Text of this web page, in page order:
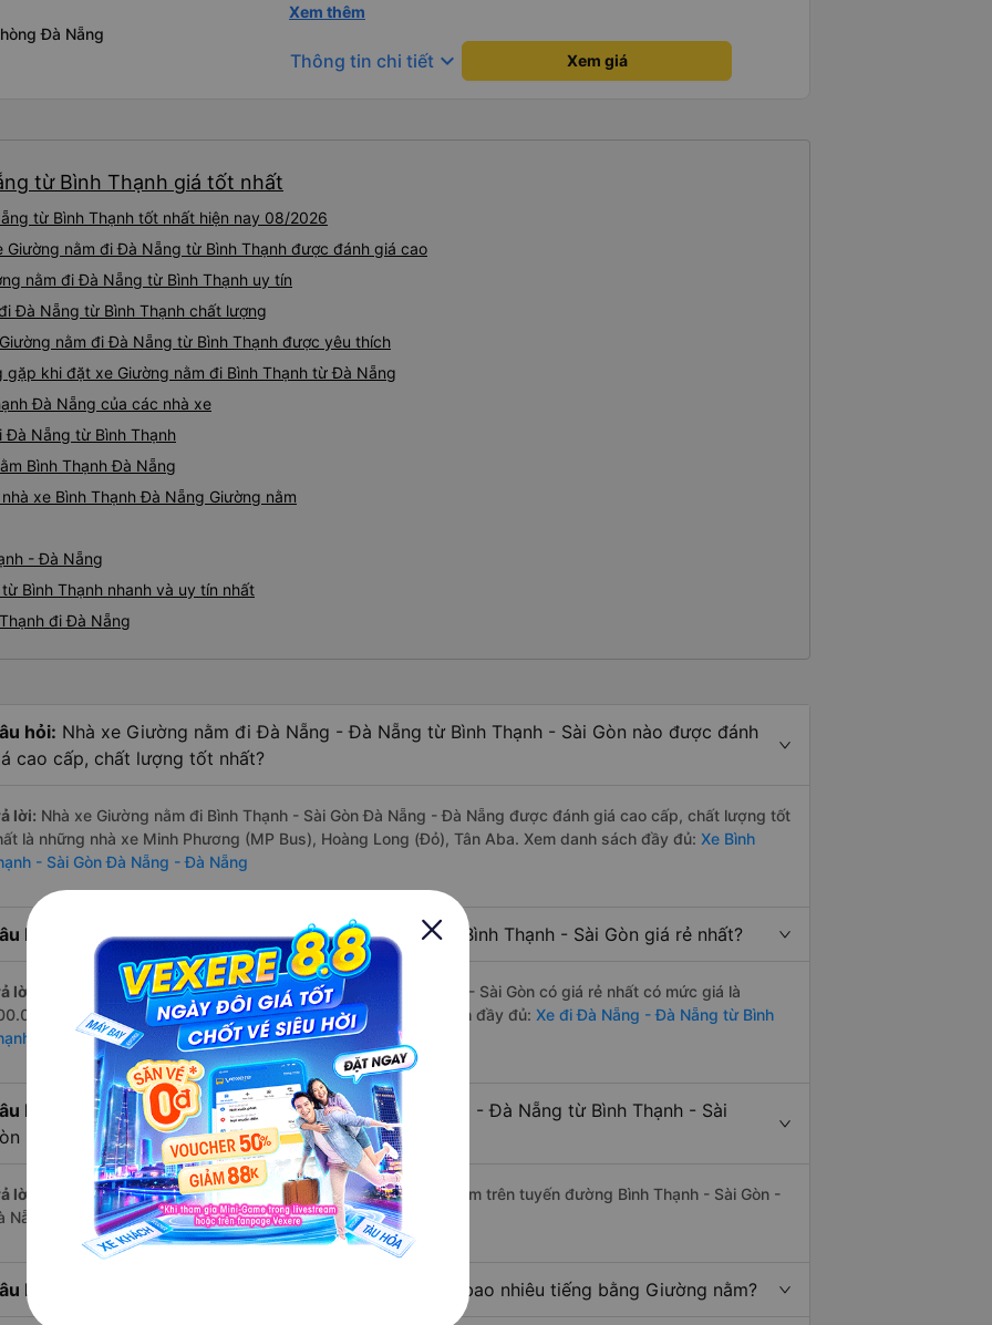
Đà Nẵng
thoải mái. Chúng tôi thậm chí còn được nghỉ ăn. Điều tuyệt
rất hài lòng. Cảm ơn rất nhiều vì tất cả mọi thứ. Mọi thứ đều
vượt quá mong đợi của tôi. Nếu bạn muốn đi du lịch an toàn
Xem thêm
Thông tin chi tiết keyboard_arrow_down Xem giá
từ Bình Thạnh giá tốt nhất
từ Bình Thạnh tốt nhất hiện nay 08/2026
Giường nằm đi Đà Nẵng từ Bình Thạnh được đánh giá cao
nằm đi Đà Nẵng từ Bình Thạnh uy tín
Đà Nẵng từ Bình Thạnh chất lượng
nằm đi Đà Nẵng từ Bình Thạnh được yêu thích
khi đặt xe Giường nằm đi Bình Thạnh từ Đà Nẵng
Đà Nẵng của các nhà xe
Đà Nẵng từ Bình Thạnh
Bình Thạnh Đà Nẵng
xe Bình Thạnh Đà Nẵng Giường nằm
- Đà Nẵng
Bình Thạnh nhanh và uy tín nhất
đi Đà Nẵng
hỏi: Nhà xe Giường nằm đi Đà Nẵng - Đà Nẵng từ Bình Thạnh - Sài Gòn nào được đánh
cao cấp, chất lượng tốt nhất?
lời: Nhà xe Giường nằm đi Bình Thạnh - Sài Gòn Đà Nẵng - Đà Nẵng được đánh giá cao cấp, chất lượng tốt
là những nhà xe Minh Phương (MP Bus), Hoàng Long (Đỏ), Tân Aba. Xem danh sách đầy đủ: Xe Bình
- Sài Gòn Đà Nẵng - Đà Nẵng
hỏi: Hãng Xe Giường nằm đi Đà Nẵng - Đà Nẵng từ Bình Thạnh - Sài Gòn giá rẻ nhất?
lời:
Hãng xe Giường nằm đi Đà Nẵng - Đà Nẵng từ Bình Thạnh - Sài Gòn có giá rẻ nhất có mức giá là
đồng của nhà xe Minh Phương (MP Bus). Xem danh sách đầy đủ: Xe đi Đà Nẵng - Đà Nẵng từ Bình
- Sài Gòn
hỏi:
Có bao nhiêu nhà xe có Giường nằm đi Đà Nẵng - Đà Nẵng từ Bình Thạnh - Sài
hiện nay?
lời:
Tính tới thời điểm hiện nay thì có 4 nhà xe có xe Giường nằm trên tuyến đường Bình Thạnh - Sài Gòn -
Nẵng - Đà Nẵng hiện nay
hỏi: Từ Bình Thạnh - Sài Gòn đi Đà Nẵng - Đà Nẵng bao nhiêu tiếng bằng Giường nằm?